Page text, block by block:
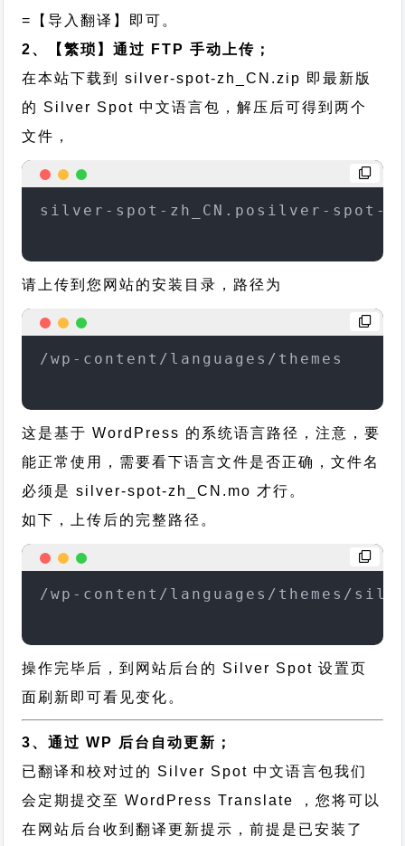
=【导入翻译】即可。
2、【繁琐】通过 FTP 手动上传；
在本站下载到silver-spot-zh_CN.zip 即最新版
的 Silver Spot 中文语言包，解压后可得到两个
文件，
silver-spot-zh_CN.posilver-spot-
请上传到您网站的安装目录，路径为
/wp-content/languages/themes
这是基于 WordPress 的系统语言路径，注意，要
能正常使用，需要看下语言文件是否正确，文件名
必须是 silver-spot-zh_CN.mo 才行。
如下，上传后的完整路径。
/wp-content/languages/themes/
操作完毕后，到网站后台的 Silver Spot 设置页
面刷新即可看见变化。
3、通过 WP 后台自动更新；
已翻译和校对过的 Silver Spot 中文语言包我们
会定期提交至 WordPress Translate ，您将可以
在网站后台收到翻译更新提示，前提是已安装了